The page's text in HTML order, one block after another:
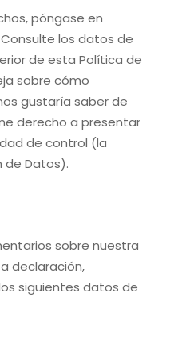
póngase en
los datos de
de esta Política de
sobre cómo
gustaría saber de
derecho a presentar
de control (la
de Datos).
sobre nuestra
declaración,
siguientes datos de